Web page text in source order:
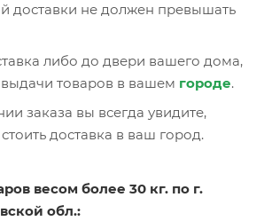
доставки не должен превышать
либо до двери вашего дома,
товаров в вашем городе.
заказа вы всегда увидите,
доставка в ваш город.
весом более 30 кг. по г.
обл.: